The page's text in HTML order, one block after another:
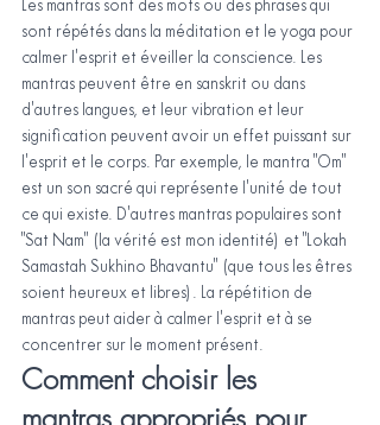
Les mantras sont des mots ou des phrases qui
sont répétés dans la méditation et le yoga pour
calmer l'esprit et éveiller la conscience. Les
mantras peuvent être en sanskrit ou dans
d'autres langues, et leur vibration et leur
signification peuvent avoir un effet puissant sur
l'esprit et le corps. Par exemple, le mantra "Om"
est un son sacré qui représente l'unité de tout
ce qui existe. D'autres mantras populaires sont
"Sat Nam" (la vérité est mon identité) et "Lokah
Samastah Sukhino Bhavantu" (que tous les êtres
soient heureux et libres). La répétition de
mantras peut aider à calmer l'esprit et à se
concentrer sur le moment présent.
Comment choisir les